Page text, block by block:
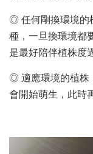
◎ 任何剛換環境的
種，一旦換環境都
是最好陪伴植株度
◎ 適應環境的植株
會開始萌生，此時